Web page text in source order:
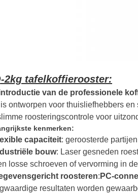
2kg tafelkoffierooster:
van de professionele
ontworpen voor thuisliefhebbers en
roosteringscontrole voor
kenmerken:
capaciteit: geroosterde
bouw: Laser gesneden
losse schroeven of vervorming in
roosteren: PC-
resultaten worden